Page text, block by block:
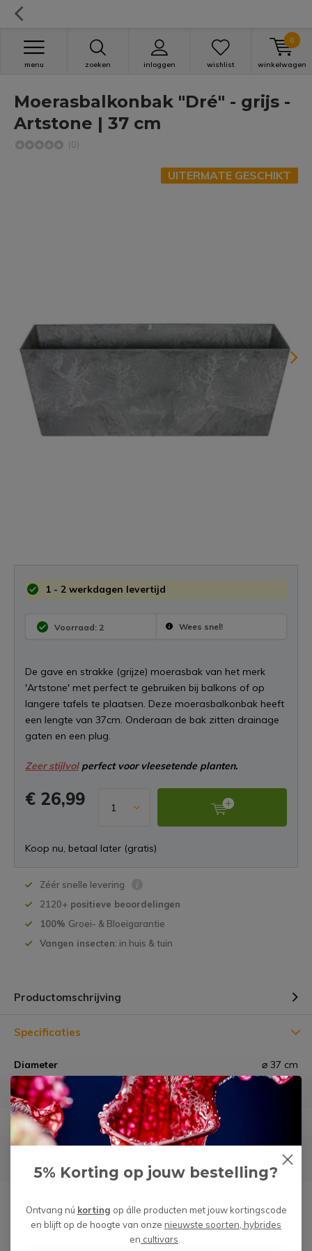
zoeken inloggen
menu wishlist winkelwagen
0
Moerasbalkonbak "Dré" - grijs -
Artstone | 37 cm
(0)
UITERMATE GESCHIKT
1 - 2 werkdagen levertijd
Voorraad: 2 Wees snel!
De gave en strakke (grijze) moerasbak van het merk
'Artstone' met perfect te gebruiken bij balkons of op
langere tafels te plaatsen. Deze moerasbalkonbak heeft
een lengte van 37cm. Onderaan de bak zitten drainage
gaten en een plug.
Zeer stijlvolperfect voor vleesetende planten.
€ 26,99
Koop nu, betaal later (gratis)
Zéér snelle levering
2120+ positieve beoordelingen
100% Groei- & Bloeigarantie
Vangen insecten: in huis & tuin
Productomschrijving
Specificaties
Diameter ⌀ 37 cm
Hoogte
Materiaal
moerasbakken
5% Korting op jouw bestelling?
Ontvang nú korting op álle producten met jouw kortingscode
en blijft op de hoogte van onze nieuwste soorten, hybrides
en cultivars